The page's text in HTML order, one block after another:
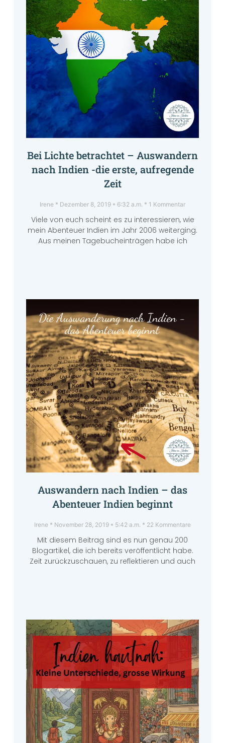
Bei Lichte betrachtet – Auswandern
nach Indien -die erste, aufregende
Zeit
Irene Dezember 8, 2019 6:32 a.m. 1 Kommentar
Viele von euch scheint es zu interessieren, wie
mein Abenteuer Indien im Jahr 2006 weiterging.
Aus meinen Tagebucheinträgen habe ich
Auswandern nach Indien – das
Abenteuer Indien beginnt
Irene November 28, 2019 5:42 a.m. 22 Kommentare
Mit diesem Beitrag sind es nun genau 200
Blogartikel, die ich bereits veröffentlicht habe.
Zeit zurückzuschauen, zu reflektieren und auch